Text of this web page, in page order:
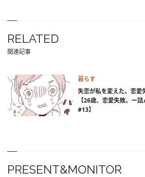
RELATED
関連記事
暮らす
失恋が私を変えた。恋愛
【26歳、恋愛失敗。ー
#13】
PRESENT&MONITOR